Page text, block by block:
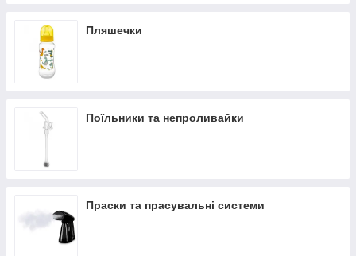
Пляшечки
Поїльники та непроливайки
Праски та прасувальні системи